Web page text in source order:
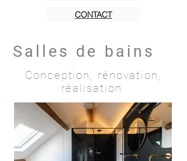
CONTACT
Salles de bains
Conception, rénovation,
réalisation